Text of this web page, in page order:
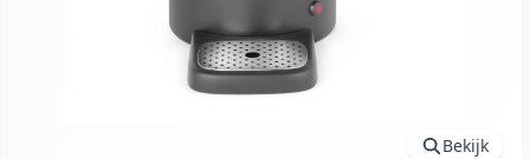
Bekijk